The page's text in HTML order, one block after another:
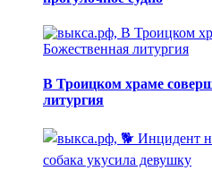
В Троицком храме
литургия